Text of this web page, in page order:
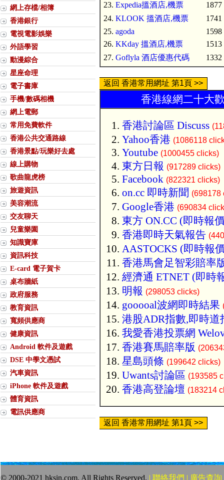
網上存檔/相簿
香港銀行
電視電影娛樂
外語學習
動漫綜合
星座命理
電子書庫
手機/數碼相機
網上電郵
常用免費軟件
香港公共交通路線
香港景點/玩樂好去處
線上購物
歌曲龍虎榜
旅遊資訊
美容潮流
交友聊天
兒童樂園
知識寶庫
資訊科技
E-card 電子賀卡
桌布牆紙
政府服務
教育資訊
寬頻供應商
健康資訊
Android 軟件及遊戲
DSE 中學文憑試
汽車資訊
iPhone 軟件及遊戲
體育資訊
電訊供應商
23. Expedia搵酒店,機票
24. KLOOK 搵酒店,機票
25. agoda
26. KKday 搵酒店,機票
27. Goflyla 酒店優惠代碼
返回 香港常用網址 第1頁 >>
香港線網二十大
香港討論區 Discuss
Yahoo香港 (1086118
Youtube (1000455 clicks)
東方日報 (917289 clicks)
Facebook (822321 clicks)
on.cc 即時新聞 (698178
Google香港 (690834
東方 ON.CC (即時報
香港即時天氣報告
AASTOCKS (即時報
香港馬會足智彩賠率
經濟通 ETNET (即時
明報 (298053 clicks)
gooooal波網即時結果
港股ADR指數,即時道
我愛香港投票網
香港賽馬賠率版
星島頭條 (199642 clicks)
Uwants討論區 (193585
香港高登論壇 (183214
返回 香港常用網址 第1頁 >>
© 2000-2021 hksin.com. All Rights Reserved. | 聯絡我們 | 廣告查詢